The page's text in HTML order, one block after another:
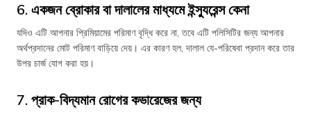
6. একজন ব্রোকার বা দালালের মাধ্যমে ইন্স্যুরেন্স কেনা
যদিও এটি আপনার প্রিমিয়ামের পরিমাণ বৃদ্ধি করে না, তবে এটি পলিসিটির জন্য আপনার
অর্থপ্রদানের মোট পরিমাণ বাড়িয়ে দেয়। এর কারণ হল, দালাল যে-পরিষেবা প্রদান করে তার
উপর চার্জ যোগ করা হয়।
7. প্রাক-বিদ্যমান রোগের কভারেজের জন্য